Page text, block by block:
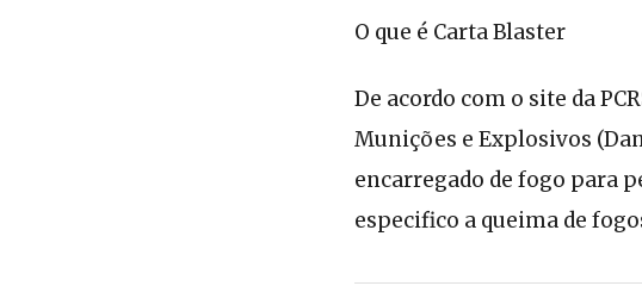
O que é Carta Blaster
De acordo com o site da
Munições e Explosivos
encarregado de fogo para
especifico a queima de